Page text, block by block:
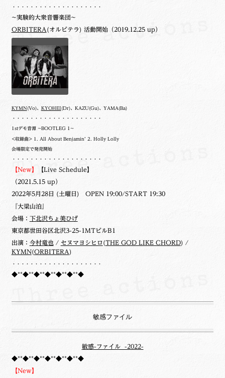
・・・・・・・・・・・・・・・・・・・・
~実験的大衆音響楽団~
ORBITERA (オルビテラ) 活動開始（2019.12.25 up）
KYMN(Vo)、 KYOHEI (Dr)、KAZU(Gu)、YAMA(Ba)
・・・・・・・・・・・・・・・・・・・・
1stデモ音源 ~BOOTLEG 1~
<収録曲> 1. All About Benjamin’ 2. Holly Lolly
会場限定で発売開始
・・・・・・・・・・・・・・・・・・・・
【New】 【Live Schedule】
（2021.5.15 up）
2022年5月28日 (土曜日) OPEN 19:00/START 19:30
『大梁山泊』
会場： 下北沢ちょ美ひげ
東京都世田谷区北沢3-25-1MTビルB1
出演： 今村竜也/ セヌマヨシヒロ (THE GOD LIKE CHORD) /
KYMN(ORBITERA )
・・・・・・・・・・・・・・・・・・・・
◆**◆**◆**◆**◆**◆**◆
敏感ファイル
敏感-ファイル -2022-
◆**◆**◆**◆**◆**◆**◆
【New】